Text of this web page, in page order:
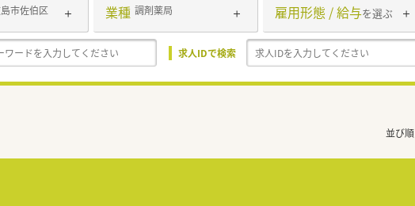
市佐伯区 業種 調剤薬局 雇用形態 / 給与を選ぶ
求人IDで検索
並び順